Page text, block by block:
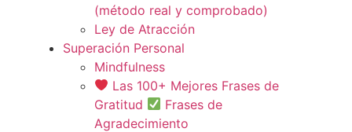
(método real y comprobado)
Ley de Atracción
Superación Personal
Mindfulness
Las 100+ Mejores Frases de
Gratitud
Frases de
Agradecimiento